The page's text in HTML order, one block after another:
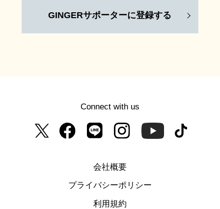
GINGERサポーターに登録する
Connect with us
会社概要
プライバシーポリシー
利用規約